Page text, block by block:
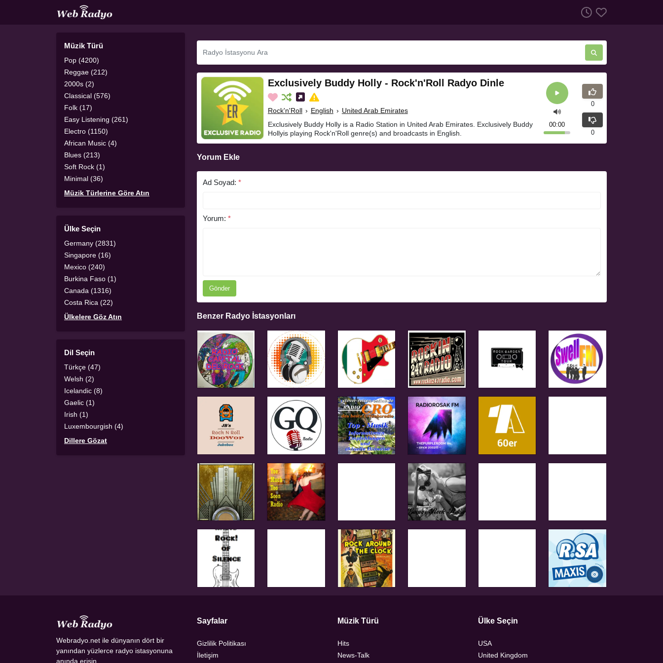
Müzik Türü
Pop (4200)
Reggae (212)
2000s (2)
Classical (576)
Folk (17)
Easy Listening (261)
Electro (1150)
African Music (4)
Blues (213)
Soft Rock (1)
Minimal (36)
Müzik Türlerine Göre Atın
Ülke Seçin
Germany (2831)
Singapore (16)
Mexico (240)
Burkina Faso (1)
Canada (1316)
Costa Rica (22)
Ülkelere Göz Atın
Dil Seçin
Türkçe (47)
Welsh (2)
Icelandic (8)
Gaelic (1)
Irish (1)
Luxembourgish (4)
Dillere Gözat
Exclusively Buddy Holly - Rock'n'Roll Radyo Dinle
Rock'n'Roll › English › United Arab Emirates
Exclusively Buddy Holly is a Radio Station in United Arab Emirates. Exclusively Buddy
Hollyis playing Rock'n'Roll genre(s) and broadcasts in English.
00:00
0
0
Yorum Ekle
Ad Soyad: *
Yorum: *
Gönder
Benzer Radyo İstasyonları
Webradyo.net ile dünyanın dört bir
yanından yüzlerce radyo istasyonuna
anında erişin.
Sayfalar
Gizlilik Politikası
İletişim
Müzik Türü
Hits
News-Talk
Ülke Seçin
USA
United Kingdom